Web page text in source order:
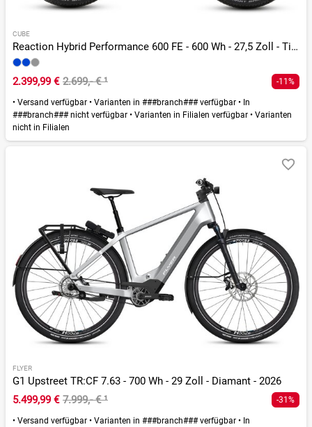
CUBE
Reaction Hybrid Performance 600 FE - 600 Wh - 27,5 Zoll - Tiefeinsteiger - 2026
2.399,99 € 2.699,- €¹ -11%
• Versand verfügbar • Varianten in ###branch### verfügbar • In
###branch### nicht verfügbar • Varianten in Filialen verfügbar • Varianten
nicht in Filialen
FLYER
G1 Upstreet TR:CF 7.63 - 700 Wh - 29 Zoll - Diamant - 2026
5.499,99 € 7.999,- €¹ -31%
• Versand verfügbar • Varianten in ###branch### verfügbar • In